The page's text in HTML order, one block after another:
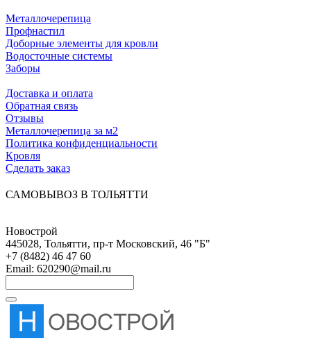
Металлочерепица
Профнастил
Доборные элементы для кровли
Водосточные системы
Заборы
Доставка и оплата
Обратная связь
Отзывы
Металлочерепица за м2
Политика конфиденциальности
Кровля
Сделать заказ
САМОВЫВОЗ В ТОЛЬЯТТИ
Новострой
445028, Тольятти, пр-т Московский, 46 "Б"
+7 (8482) 46 47 60
Email: 620290@mail.ru